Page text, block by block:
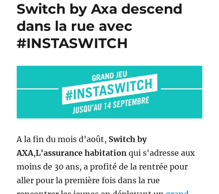
Switch by Axa descend
dans la rue avec
#INSTASWITCH
A la fin du mois d’août, Switch by
AXA,L'assurance habitation qui s'adresse aux
moins de 30 ans, a profité de la rentrée pour
aller pour la première fois dans la rue